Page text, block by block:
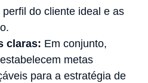
do cliente ideal e as
claras: Em conjunto,
metas
para a estratégia de